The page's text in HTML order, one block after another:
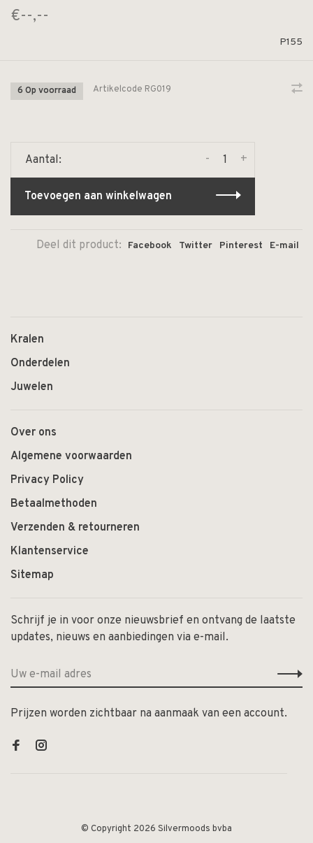
€--,--
P155
6 Op voorraad Artikelcode RG019
Aantal: +
-
Toevoegen aan winkelwagen
Deel dit product: Facebook Twitter Pinterest E-mail
Kralen
Onderdelen
Juwelen
Over ons
Algemene voorwaarden
Privacy Policy
Betaalmethoden
Verzenden & retourneren
Klantenservice
Sitemap
Schrijf je in voor onze nieuwsbrief en ontvang de laatste
updates, nieuws en aanbiedingen via e-mail.
Prijzen worden zichtbaar na aanmaak van een account.
© Copyright 2026 Silvermoods bvba